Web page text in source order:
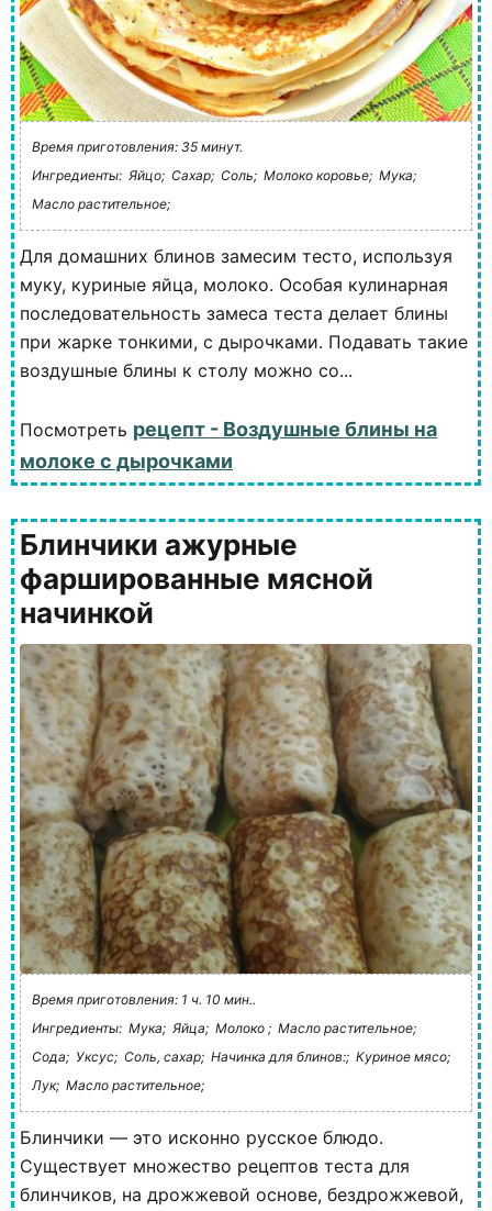
Время приготовления: 35 минут.
Ингредиенты: Яйцо; Сахар; Соль; Молоко коровье; Мука;
Масло растительное;
Для домашних блинов замесим тесто, используя
муку, куриные яйца, молоко. Особая кулинарная
последовательность замеса теста делает блины
при жарке тонкими, с дырочками. Подавать такие
воздушные блины к столу можно со...
Посмотреть рецепт - Воздушные блины на
молоке с дырочками
Блинчики ажурные
фаршированные мясной
начинкой
Время приготовления: 1 ч. 10 мин..
Ингредиенты: Мука; Яйца; Молоко ; Масло растительное;
Сода; Уксус; Соль, сахар; Начинка для блинов:; Куриное мясо;
Лук; Масло растительное;
Блинчики — это исконно русское блюдо.
Существует множество рецептов теста для
блинчиков, на дрожжевой основе, бездрожжевой,